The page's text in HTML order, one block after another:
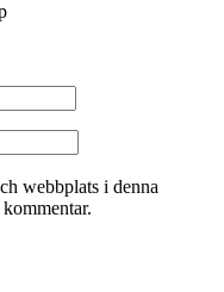
webbplats i denna